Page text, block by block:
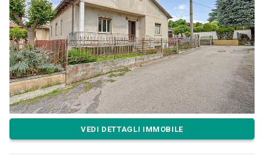
VEDI DETTAGLI IMMOBILE